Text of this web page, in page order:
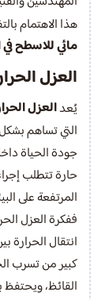
هذا الاهتمام
مائي للاسطح في
العزل
يُعدالعزل
التي تساهم
جودة الحياة
حارة تتطلب
المرتفعة على
ففكرة العزل
انتقال
كبير من تسرب
القائظ، ويحتفظ